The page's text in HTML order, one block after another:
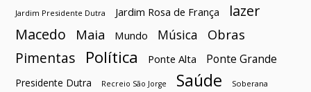
Jardim Presidente Dutra Jardim Rosa de França
lazer
Macedo
Maia Mundo Música Obras
Pimentas Política Ponte Alta Ponte Grande
Presidente Dutra Recreio São Jorge Saúde Soberana